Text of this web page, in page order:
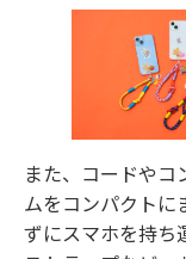
また、コードや
ムをコンパクトに
ずにスマホを持ち